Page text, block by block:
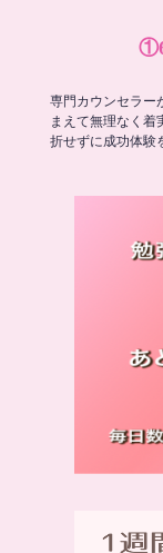
専門カウンセラー
まえて無理なく着
折せずに成功体験